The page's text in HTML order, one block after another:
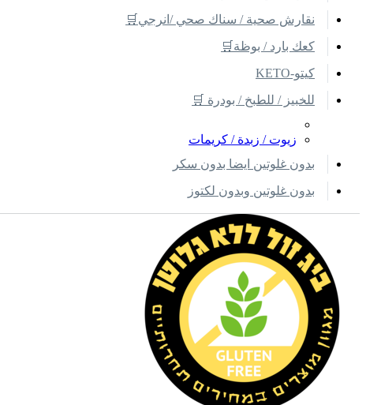
نقارش صحية / سناك صحي /انرجي🛒
كعك بارد / بوظة🛒
كيتو-KETO
للخبيز / للطبخ / بودرة 🛒
زيوت / زبدة / كريمات
بدون غلوتين ايضا بدون سكر
بدون غلوتين وبدون لكتوز